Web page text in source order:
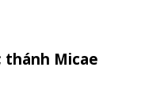
thánh Micae